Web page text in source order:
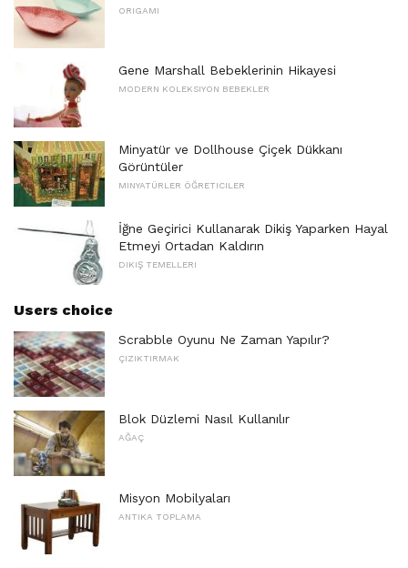
ORIGAMI
Gene Marshall Bebeklerinin Hikayesi
MODERN KOLEKSIYON BEBEKLER
Minyatür ve Dollhouse Çiçek Dükkanı
Görüntüler
MINYATÜRLER ÖĞRETICILER
İğne Geçirici Kullanarak Dikiş Yaparken Hayal
Etmeyi Ortadan Kaldırın
DIKIŞ TEMELLERI
Users choice
Scrabble Oyunu Ne Zaman Yapılır?
ÇIZIKTIRMAK
Blok Düzlemi Nasıl Kullanılır
AĞAÇ
Misyon Mobilyaları
ANTIKA TOPLAMA